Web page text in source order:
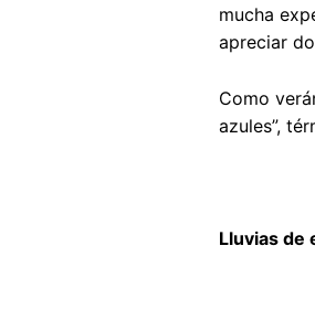
mucha
apreciar
Como
azules”,
Lluvias de